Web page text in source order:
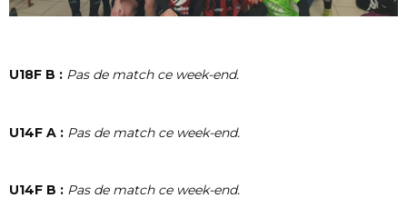
U18F B : Pas de match ce week-end.
U14F A : Pas de match ce week-end.
U14F B : Pas de match ce week-end.